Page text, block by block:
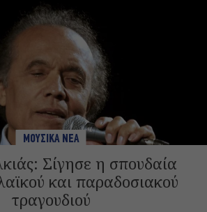
ΜΟΥΣΙΚΑ ΝΕΑ
Σίγησε η σπουδαία
και παραδοσιακού
τραγουδιού